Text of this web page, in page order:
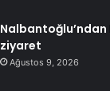
Nalbantoğlu’ndan
ziyaret
Ağustos 9, 2026